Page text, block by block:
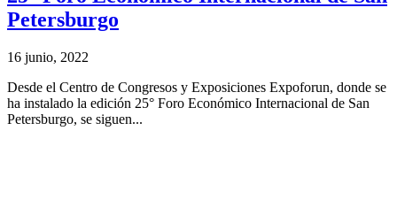
Petersburgo
16 junio, 2022
Desde el Centro de Congresos y Exposiciones Expoforun, donde se
ha instalado la edición 25° Foro Económico Internacional de San
Petersburgo, se siguen...